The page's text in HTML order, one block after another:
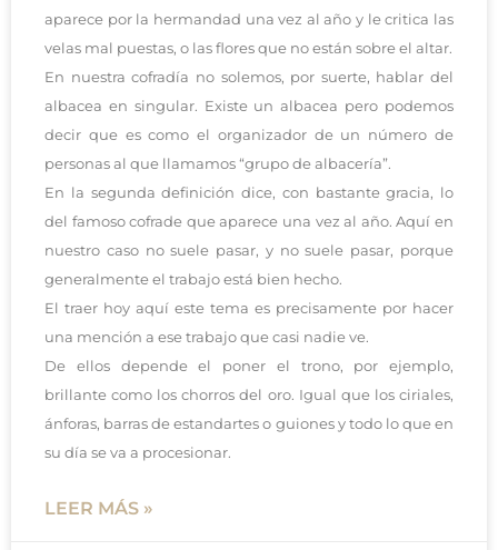
aparece por la hermandad una vez al año y le critica las
velas mal puestas, o las flores que no están sobre el altar.
En nuestra cofradía no solemos, por suerte, hablar del
albacea en singular. Existe un albacea pero podemos
decir que es como el organizador de un número de
personas al que llamamos “grupo de albacería”.
En la segunda definición dice, con bastante gracia, lo
del famoso cofrade que aparece una vez al año. Aquí en
nuestro caso no suele pasar, y no suele pasar, porque
generalmente el trabajo está bien hecho.
El traer hoy aquí este tema es precisamente por hacer
una mención a ese trabajo que casi nadie ve.
De ellos depende el poner el trono, por ejemplo,
brillante como los chorros del oro. Igual que los ciriales,
ánforas, barras de estandartes o guiones y todo lo que en
su día se va a procesionar.
LEER MÁS »